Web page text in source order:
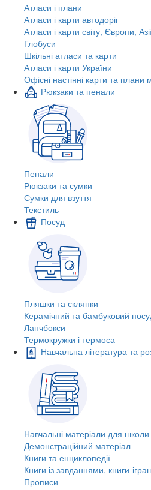
Атласи і плани
Атласи і карти автодоріг
Атласи і карти світу, Європи,
Глобуси
Шкільні атласи та карти
Атласи і карти України
Офісні настінні карти та плани
Рюкзаки та пенали
Пенали
Рюкзаки та сумки
Сумки для взуття
Текстиль
Посуд
Пляшки та склянки
Керамічний та бамбуковий
Ланчбокси
Термокружки і термоса
Навчальна література та
Навчальні матеріали для школи
Демонстраційний матеріал
Книги та енциклопедії
Книги із завданнями, книги-
Прописи